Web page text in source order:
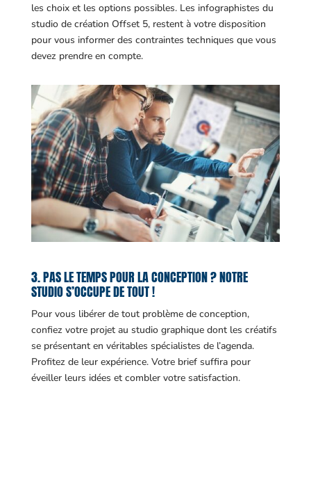
les choix et les options possibles. Les infographistes du
studio de création Offset 5, restent à votre disposition
pour vous informer des contraintes techniques que vous
devez prendre en compte.
3. PAS LE TEMPS POUR LA CONCEPTION ? NOTRE
STUDIO S’OCCUPE DE TOUT !
Pour vous libérer de tout problème de conception,
confiez votre projet au studio graphique dont les créatifs
se présentant en véritables spécialistes de l’agenda.
Profitez de leur expérience. Votre brief suffira pour
éveiller leurs idées et combler votre satisfaction.